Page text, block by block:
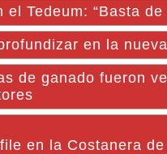
el Tedeum: “Basta
en la
de ganado fueron
en la Costanera